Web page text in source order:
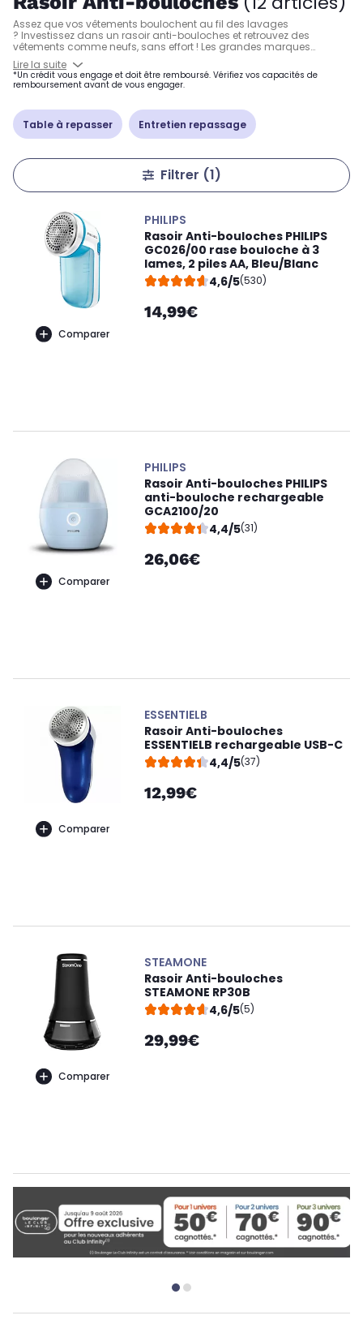
Assez que vos vêtements boulochent au fil des lavages
? Investissez dans un rasoir anti-bouloches et retrouvez des
vêtements comme neufs, sans effort ! Les grandes marques
comme Calor ou Philips vous proposent des rasoirs anti-bouloches
ultra performants qui vous permettront d'éliminer les bouloches sur
les pulls, les jeans, les vêtements en coton, les draps, les manteaux
ou encore les vestes synthétiques.
Lire la suite
*Un crédit vous engage et doit être remboursé. Vérifiez vos capacités de
remboursement avant de vous engager.
Table à repasser Entretien repassage
Filtrer (1)
Comparer
PHILIPS
Rasoir Anti-bouloches PHILIPS
GC026/00 rase bouloche à 3
lames, 2 piles AA, Bleu/Blanc
4,6/5(530)
14,99€
Comparer
PHILIPS
Rasoir Anti-bouloches PHILIPS
anti-bouloche rechargeable
GCA2100/20
4,4/5(31)
26,06€
Comparer
ESSENTIELB
Rasoir Anti-bouloches
ESSENTIELB rechargeable USB-C
4,4/5(37)
12,99€
Comparer
STEAMONE
Rasoir Anti-bouloches
STEAMONE RP30B
4,6/5(5)
29,99€